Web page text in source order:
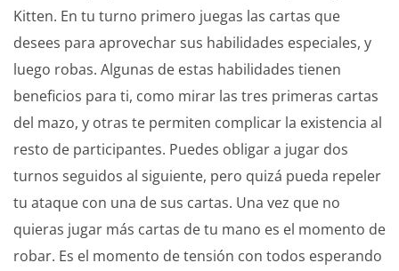
Kitten. En tu turno primero juegas las cartas que
desees para aprovechar sus habilidades especiales, y
luego robas. Algunas de estas habilidades tienen
beneficios para ti, como mirar las tres primeras cartas
del mazo, y otras te permiten complicar la existencia al
resto de participantes. Puedes obligar a jugar dos
turnos seguidos al siguiente, pero quizá pueda repeler
tu ataque con una de sus cartas. Una vez que no
quieras jugar más cartas de tu mano es el momento de
robar. Es el momento de tensión con todos esperando